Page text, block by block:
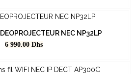
NEC NP32LP
Prix
6 990.00 Dhs